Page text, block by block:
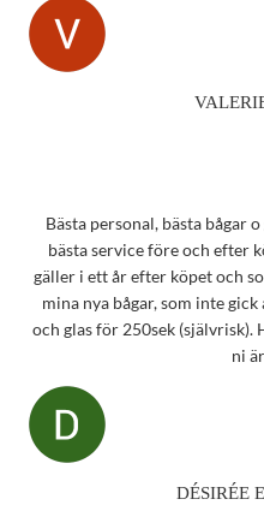
Bästa personal, bästa bågar
bästa service före och efter
gäller i ett år efter köpet och
mina nya bågar, som inte
och glas för 250sek
ni
DÉSIRÉE